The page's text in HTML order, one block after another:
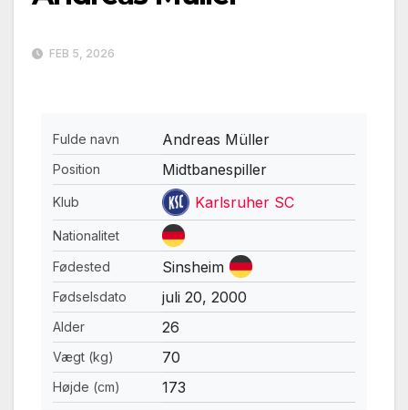
FEB 5, 2026
Fulde navn Andreas Müller
Position Midtbanespiller
Klub Karlsruher SC
Nationalitet
Fødested
Sinsheim
Fødselsdato juli 20, 2000
Alder 26
Vægt (kg) 70
Højde (cm) 173